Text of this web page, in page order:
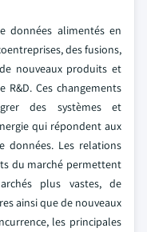
données alimentés en
des fusions,
nouveaux produits et
R&D. Ces changements
des systèmes et
qui répondent aux
données. Les relations
du marché permettent
plus vastes, de
ainsi que de nouveaux
les principales